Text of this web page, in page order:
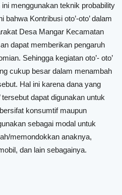
menggunakan teknik probability
Kontribusi oto’-oto’ dalam
Desa Mangar Kecamatan
dapat memberikan pengaruh
Sehingga kegiatan oto’- oto’
cukup besar dalam menambah
Hal ini karena dana yang
tersebut dapat digunakan untuk
konsumtif maupun
sebagai modal untuk
memondokkan anaknya,
dan lain sebagainya.